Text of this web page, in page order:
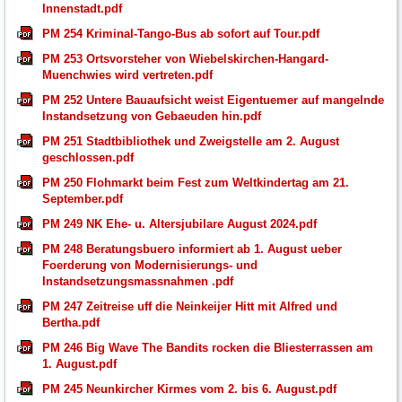
Innenstadt.pdf
PM 254 Kriminal-Tango-Bus ab sofort auf Tour.pdf
PM 253 Ortsvorsteher von Wiebelskirchen-Hangard-
Muenchwies wird vertreten.pdf
PM 252 Untere Bauaufsicht weist Eigentuemer auf mangelnde
Instandsetzung von Gebaeuden hin.pdf
PM 251 Stadtbibliothek und Zweigstelle am 2. August
geschlossen.pdf
PM 250 Flohmarkt beim Fest zum Weltkindertag am 21.
September.pdf
PM 249 NK Ehe- u. Altersjubilare August 2024.pdf
PM 248 Beratungsbuero informiert ab 1. August ueber
Foerderung von Modernisierungs- und
Instandsetzungsmassnahmen .pdf
PM 247 Zeitreise uff die Neinkeijer Hitt mit Alfred und
Bertha.pdf
PM 246 Big Wave The Bandits rocken die Bliesterrassen am
1. August.pdf
PM 245 Neunkircher Kirmes vom 2. bis 6. August.pdf